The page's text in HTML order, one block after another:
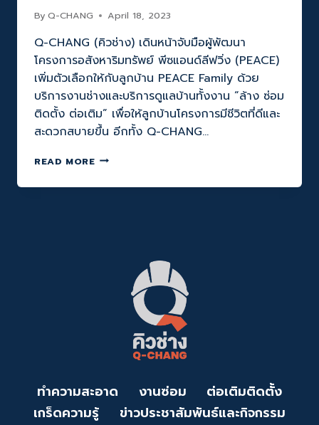
คอัพ
ทุก
เรื่อง
บ้าน
By Q-CHANG April 18, 2023
Q-CHANG (คิวช่าง) เดินหน้าจับมือผู้พัฒนา
โครงการอสังหาริมทรัพย์ พีซแอนด์ลีฟวิ่ง (PEACE)
เพิ่มตัวเลือกให้กับลูกบ้าน PEACE Family ด้วย
บริการงานช่างและบริการดูแลบ้านทั้งงาน “ล้าง ซ่อม
ติดตั้ง ต่อเติม” เพื่อให้ลูกบ้านโครงการมีชีวิตที่ดีและ
สะดวกสบายขึ้น อีกทั้ง Q-CHANG…
READ MORE“Q-
ร่วม
X
Q-
CHANG”
ทำความสะอาด งานซ่อม
ต่อเติมติดตั้ง
เกร็ดความรู้
ข่าวประชาสัมพันธ์และกิจกรรม